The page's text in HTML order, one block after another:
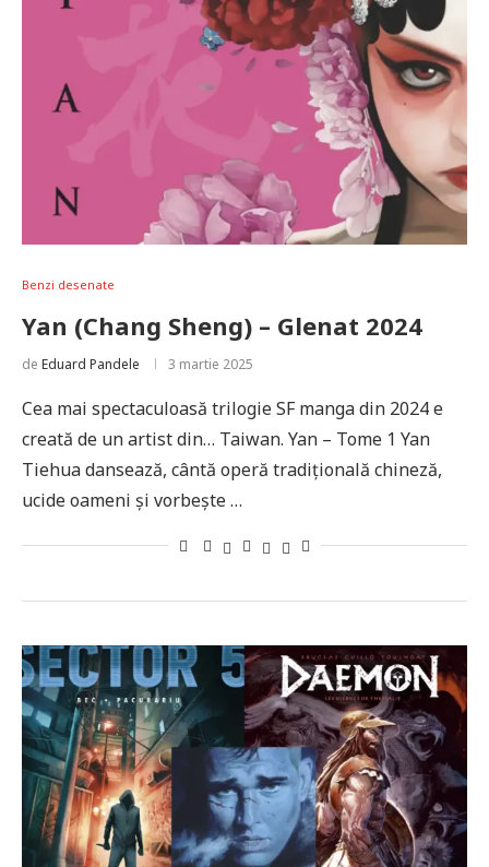
Benzi desenate
Yan (Chang Sheng) – Glenat 2024
de Eduard Pandele 3 martie 2025
Cea mai spectaculoasă trilogie SF manga din 2024 e
creată de un artist din… Taiwan. Yan – Tome 1 Yan
Tiehua dansează, cântă operă tradițională chineză,
ucide oameni și vorbește …